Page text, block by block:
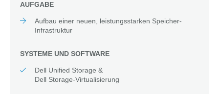
AUFGABE
Aufbau einer neuen, leistungsstarken Speicher-
Infrastruktur
SYSTEME UND SOFTWARE
Dell Unified Storage &
Dell Storage-Virtualisierung